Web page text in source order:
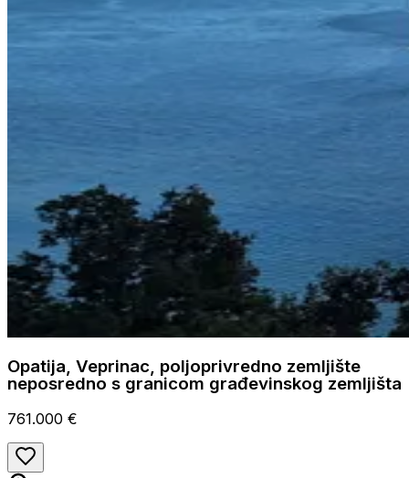
Opatija, Veprinac, poljoprivredno zemljište
neposredno s granicom građevinskog zemljišta
761.000 €